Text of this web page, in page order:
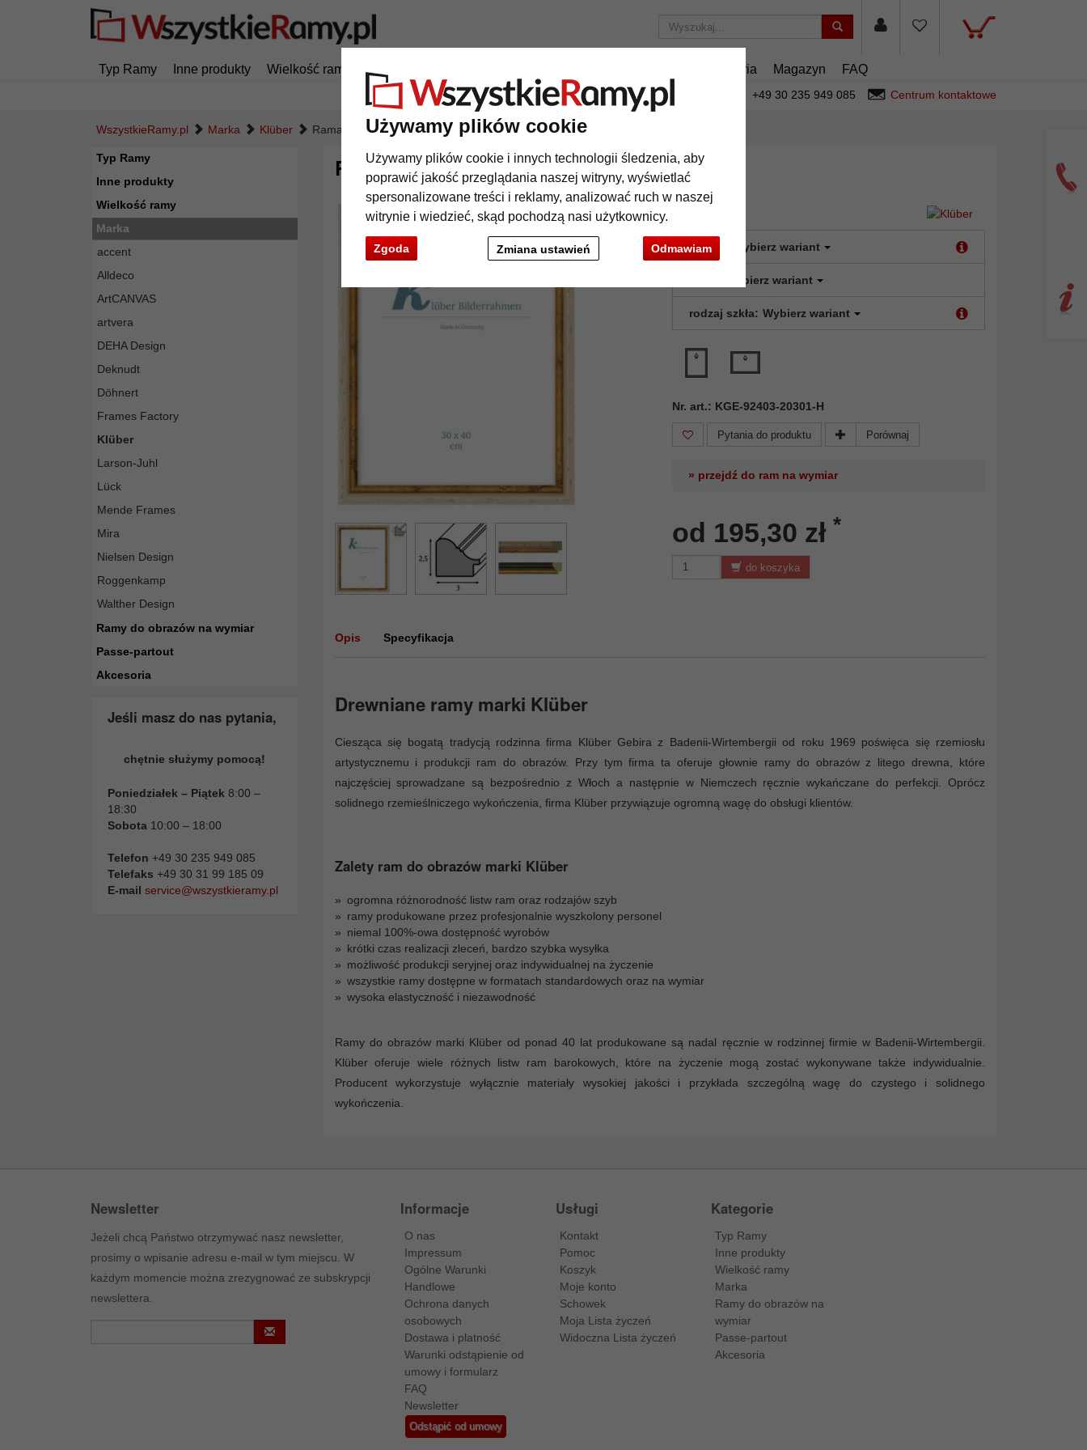
Używamy plików cookie
Używamy plików cookie i innych technologii śledzenia, aby
poprawić jakość przeglądania naszej witryny, wyświetlać
spersonalizowane treści i reklamy, analizować ruch w naszej
witrynie i wiedzieć, skąd pochodzą nasi użytkownicy.
Zgoda Odmawiam
Zmiana ustawień
Typ Ramy Inne produkty Wielkość ramy Marka Akcesoria Magazyn FAQ
Tylko 25,95 zł za wysyłkę. +49 30 235 949 085 Centrum kontaktowe
WszystkieRamy.pl Marka Klüber Rama drewniana Rivas
Typ Ramy
Inne produkty
Wielkość ramy
Marka
accent
Alldeco
ArtCANVAS
artvera
DEHA Design
Deknudt
Döhnert
Frames Factory
Klüber
Larson-Juhl
Lück
Mende Frames
Mira
Nielsen Design
Roggenkamp
Walther Design
Ramy do obrazów na wymiar
Passe-partout
Akcesoria
Jeśli masz do nas pytania,
chętnie służymy pomocą!
Poniedziałek – Piątek 8:00 –
18:30
Sobota 10:00 – 18:00
Telefon +49 30 235 949 085
Telefaks +49 30 31 99 185 09
E-mail service@wszystkieramy.pl
Rama drewniana Rivas
format: Wybierz wariant
Wybierz wariant
rodzaj szkła: Wybierz wariant
Nr. art.: KGE-92403-20301-H
Pytania do produktu Porównaj
» przejdź do ram na wymiar
od 195,30 zł *
do koszyka
Opis Specyfikacja
Drewniane ramy marki Klüber
Ciesząca się bogatą tradycją rodzinna firma Klüber Gebira z Badenii-Wirtembergii od roku 1969 poświęca się rzemiosłu
artystycznemu i produkcji ram do obrazów. Przy tym firma ta oferuje głownie ramy do obrazów z litego drewna, które
najczęściej sprowadzane są bezpośrednio z Włoch a następnie w Niemczech ręcznie wykańczane do perfekcji. Oprócz
solidnego rzemieślniczego wykończenia, firma Klüber przywiązuje ogromną wagę do obsługi klientów.
Zalety ram do obrazów marki Klüber
ogromna różnorodność listw ram oraz rodzajów szyb
ramy produkowane przez profesjonalnie wyszkolony personel
niemal 100%-owa dostępność wyrobów
krótki czas realizacji zleceń, bardzo szybka wysyłka
możliwość produkcji seryjnej oraz indywidualnej na życzenie
wszystkie ramy dostępne w formatach standardowych oraz na wymiar
wysoka elastyczność i niezawodność
Ramy do obrazów marki Klüber od ponad 40 lat produkowane są nadal ręcznie w rodzinnej firmie w Badenii-Wirtembergii.
Klüber oferuje wiele różnych listw ram barokowych, które na życzenie mogą zostać wykonywane także indywidualnie.
Producent wykorzystuje wyłącznie materiały wysokiej jakości i przykłada szczególną wagę do czystego i solidnego
wykończenia.
Newsletter
Jeżeli chcą Państwo otrzymywać nasz newsletter,
prosimy o wpisanie adresu e-mail w tym miejscu. W
każdym momencie można zrezygnować ze subskrypcji
newslettera.
Informacje
O nas
Impressum
Ogólne Warunki
Handlowe
Ochrona danych
osobowych
Dostawa i platność
Warunki odstąpienie od
umowy i formularz
FAQ
Newsletter
Odstąpić od umowy
Usługi
Kontakt
Pomoc
Koszyk
Moje konto
Schowek
Moja Lista życzeń
Widoczna Lista życzeń
Kategorie
Typ Ramy
Inne produkty
Wielkość ramy
Marka
Ramy do obrazów na
wymiar
Passe-partout
Akcesoria